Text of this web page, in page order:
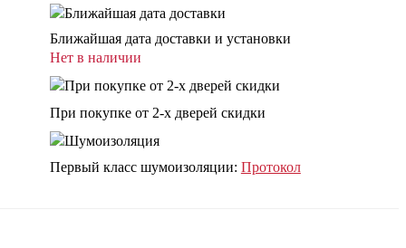
Ближайшая дата доставки и установки
Нет в наличии
При покупке от 2-х дверей скидки
Первый класс шумоизоляции: Протокол